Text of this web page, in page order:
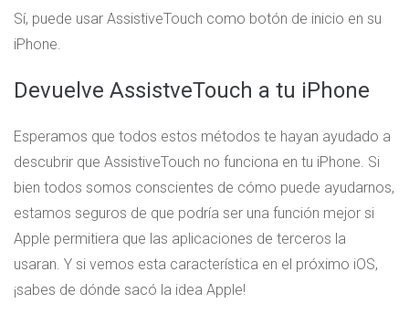
Sí, puede usar AssistiveTouch como botón de inicio en su
iPhone.
Devuelve AssistveTouch a tu iPhone
Esperamos que todos estos métodos te hayan ayudado a
descubrir que AssistiveTouch no funciona en tu iPhone. Si
bien todos somos conscientes de cómo puede ayudarnos,
estamos seguros de que podría ser una función mejor si
Apple permitiera que las aplicaciones de terceros la
usaran. Y si vemos esta característica en el próximo iOS,
¡sabes de dónde sacó la idea Apple!